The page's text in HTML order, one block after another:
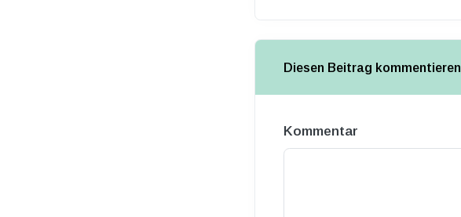
Diesen Beitrag kommentieren
Kommentar